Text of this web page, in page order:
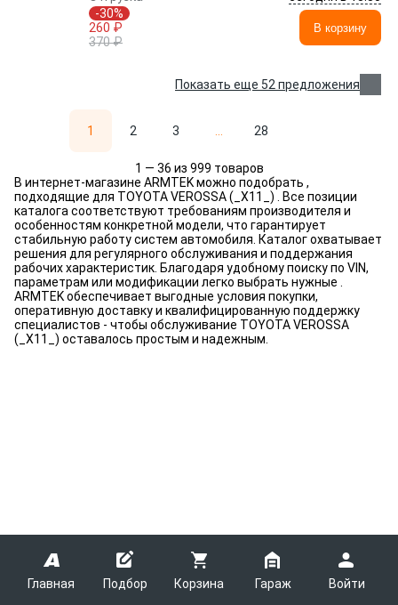
Главная Подбор Корзина Гараж Войти
-30%
260 ₽
370 ₽
В корзину
Показать еще 52 предложения
1 2 3 28
1 — 36 из 999 товаров
В интернет-магазине ARMTEK можно подобрать ,
подходящие для TOYOTA VEROSSA (_X11_) . Все позиции
каталога соответствуют требованиям производителя и
особенностям конкретной модели, что гарантирует
стабильную работу систем автомобиля. Каталог охватывает
решения для регулярного обслуживания и поддержания
рабочих характеристик. Благодаря удобному поиску по VIN,
параметрам или модификации легко выбрать нужные .
ARMTEK обеспечивает выгодные условия покупки,
оперативную доставку и квалифицированную поддержку
специалистов - чтобы обслуживание TOYOTA VEROSSA
(_X11_) оставалось простым и надежным.